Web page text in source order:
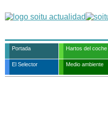
Portada Hartos del coche
El Selector Medio ambiente